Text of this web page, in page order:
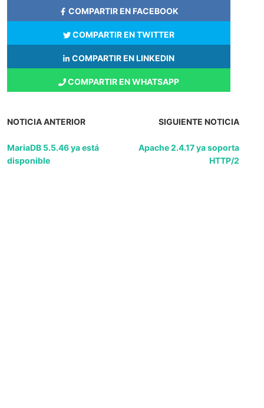
COMPARTIR EN FACEBOOK
COMPARTIR EN TWITTER
COMPARTIR EN LINKEDIN
COMPARTIR EN WHATSAPP
NOTICIA ANTERIOR
MariaDB 5.5.46 ya está
disponible
SIGUIENTE NOTICIA
Apache 2.4.17 ya soporta
HTTP/2